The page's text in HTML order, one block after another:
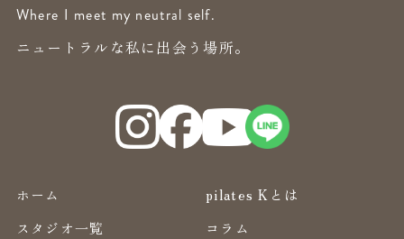
Where I meet my neutral self.
ニュートラルな私に出会う場所。
ホーム
pilates Kとは
スタジオ一覧
コラム